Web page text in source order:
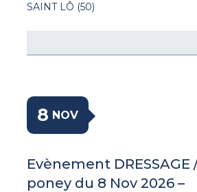
SAINT LÔ (50)
8 NOV
Evènement DRESSAGE
poney du 8 Nov 2026 –